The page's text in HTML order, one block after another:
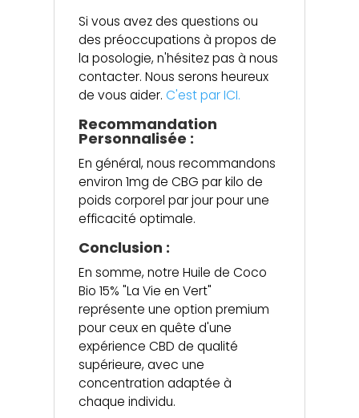
Si vous avez des questions ou
des préoccupations à propos de
la posologie, n'hésitez pas à nous
contacter. Nous serons heureux
de vous aider. C'est par ICI.
Recommandation
Personnalisée :
En général, nous recommandons
environ 1mg de CBG par kilo de
poids corporel par jour pour une
efficacité optimale.
Conclusion :
En somme, notre Huile de Coco
Bio 15% "La Vie en Vert"
représente une option premium
pour ceux en quête d'une
expérience CBD de qualité
supérieure, avec une
concentration adaptée à
chaque individu.